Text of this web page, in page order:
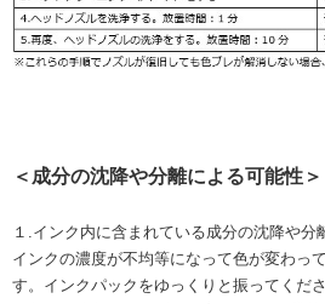
＜成分の沈降や分離による可能性＞
１.インク内に含まれている成分の沈降や
インクの濃度が不均等になって色が変わっ
す。インクパックをゆっくりと振ってくだ